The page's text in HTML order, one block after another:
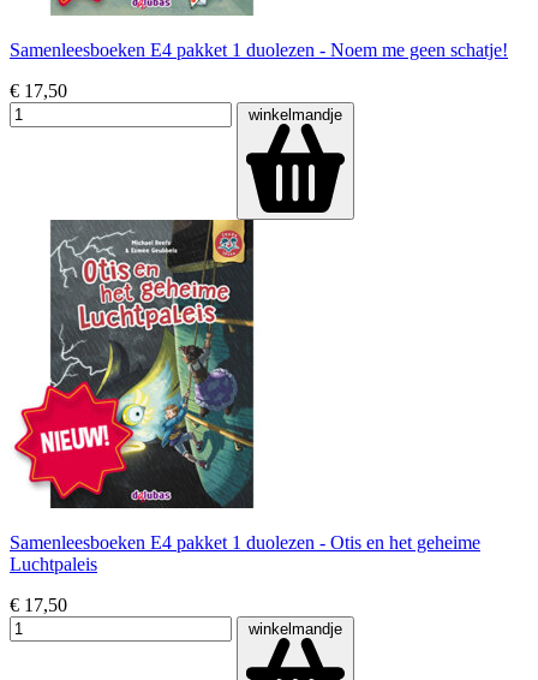
Samenleesboeken E4 pakket 1 duolezen - Noem me geen schatje!
€ 17,50
winkelmandje
Samenleesboeken E4 pakket 1 duolezen - Otis en het geheime
Luchtpaleis
€ 17,50
winkelmandje